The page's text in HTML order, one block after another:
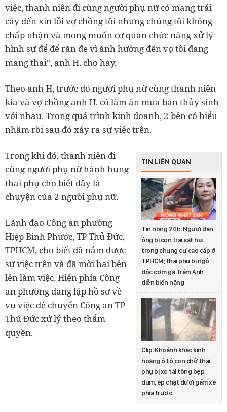
việc, thanh niên đi cùng người phụ nữ có mang trái
cây đến xin lỗi vợ chồng tôi nhưng chúng tôi không
chấp nhận và mong muốn cơ quan chức năng xử lý
hình sự để để răn đe vì ảnh hưởng đến vợ tôi đang
mang thai", anh H. cho hay.
Theo anh H, trước đó người phụ nữ cùng thanh niên
kia và vợ chồng anh H. có làm ăn mua bán thủy sinh
với nhau. Trong quá trình kinh doanh, 2 bên có hiểu
nhầm rồi sau đó xảy ra sự việc trên.
TIN LIÊN QUAN
Tin nóng 24h: Người đàn
ông bị con trai sát hại
trong chung cư cao cấp ở
TPHCM; thai phụ bị ngộ
độc cơm gà Trâm Anh
diễn biến nặng
Clip: Khoảnh khắc kinh
hoàng ô tô con chở thai
phụ bị xe tải tông bẹp
dúm, ép chặt dưới gầm xe
phía trước
Trong khi đó, thanh niên đi
cùng người phụ nữ hành hung
thai phụ cho biết đây là
chuyện của 2 người phụ nữ.
Lãnh đạo Công an phường
Hiệp Bình Phước, TP Thủ Đức,
TPHCM, cho biết đã nắm được
sự việc trên và đã mời hai bên
lên làm việc. Hiện phía Công
an phường đang lập hồ sơ về
vụ việc để chuyển Công an TP
Thủ Đức xử lý theo thẩm
quyền.